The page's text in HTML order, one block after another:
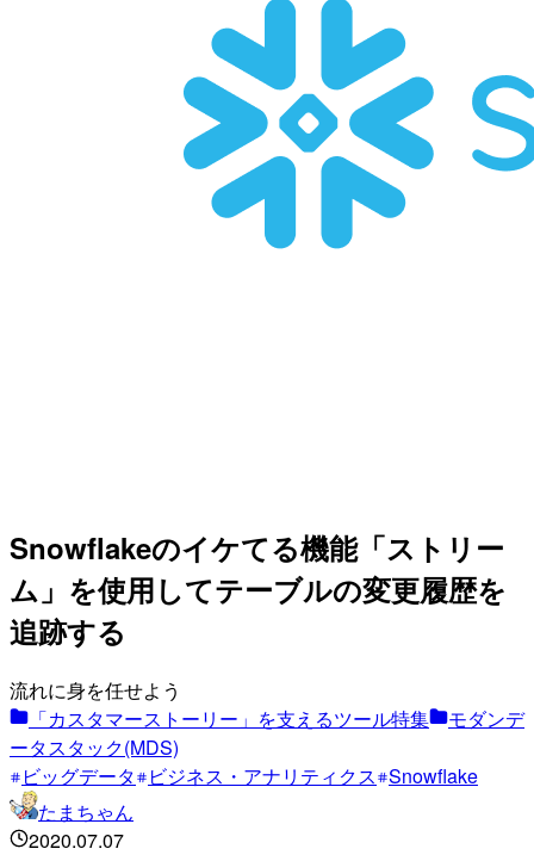
Snowflakeのイケてる機能「ストリー
ム」を使用してテーブルの変更履歴を
追跡する
流れに身を任せよう
「カスタマーストーリー」を支えるツール特集
モダンデ
ータスタック(MDS)
ビッグデータ
ビジネス・アナリティクス Snowflake
たまちゃん
2020.07.07